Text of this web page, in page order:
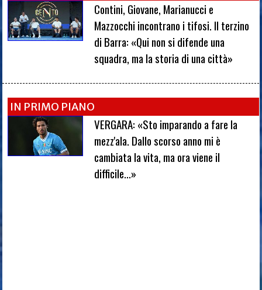
Contini, Giovane, Marianucci e
Mazzocchi incontrano i tifosi. Il terzino
di Barra: «Qui non si difende una
squadra, ma la storia di una città»
IN PRIMO PIANO
VERGARA: «Sto imparando a fare la
mezz'ala. Dallo scorso anno mi è
cambiata la vita, ma ora viene il
difficile...»